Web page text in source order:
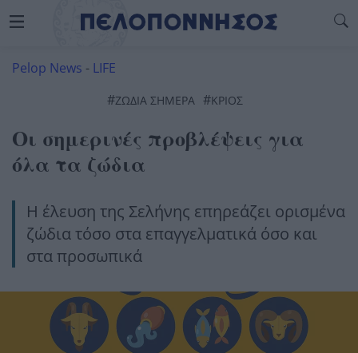
Pelop News - LIFE
#ΖΏΔΙΑ ΣΉΜΕΡΑ #ΚΡΙΟΣ
Οι σημερινές προβλέψεις για
όλα τα ζώδια
Η έλευση της Σελήνης επηρεάζει ορισμένα
ζώδια τόσο στα επαγγελματικά όσο και
στα προσωπικά